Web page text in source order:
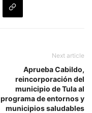
Next article
Aprueba Cabildo,
reincorporación del
municipio de Tula al
programa de entornos y
municipios saludables